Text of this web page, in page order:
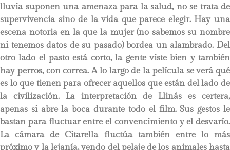
lluvia suponen una amenaza para la salud, no se trata de
supervivencia sino de la vida que parece elegir. Hay una
escena notoria en la que la mujer (no sabemos su nombre
ni tenemos datos de su pasado) bordea un alambrado. Del
otro lado el pasto está corto, la gente viste bien y también
hay perros, con correa. A lo largo de la película se verá qué
es lo que tienen para ofrecer aquellos que están del lado de
la civilización. La interpretación de Llinás es certera,
apenas si abre la boca durante todo el film. Sus gestos le
bastan para fluctuar entre el convencimiento y el desvarío.
La cámara de Citarella fluctúa también entre lo más
próximo y la lejanía, yendo del pelaje de los animales hasta